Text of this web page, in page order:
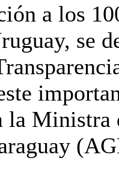
a los
se
la